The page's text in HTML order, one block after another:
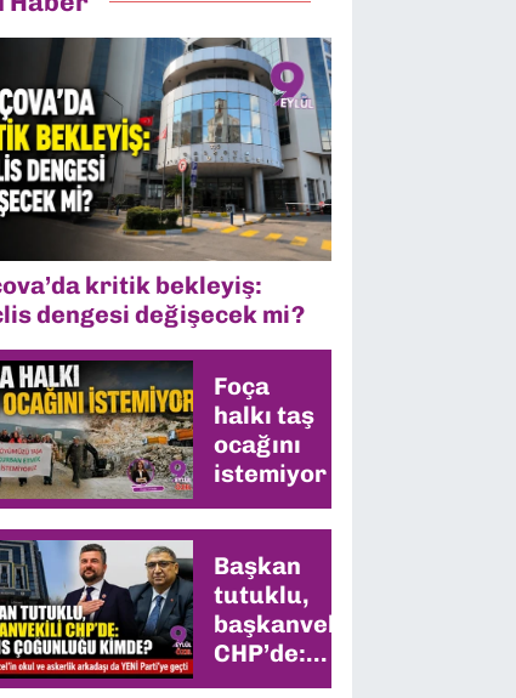
kritik bekleyiş:
dengesi değişecek mi?
Foça
halkı taş
ocağını
istemiyor
Başkan
tutuklu,
başkanvekili
CHP’de:
Meclis